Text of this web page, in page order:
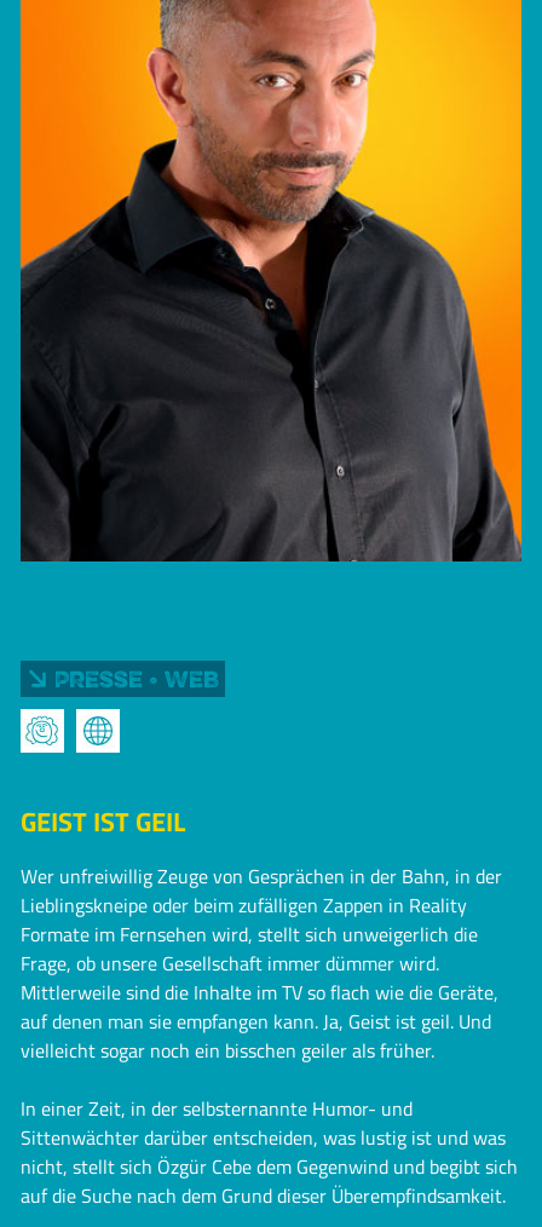
Presse • Web
GEIST IST GEIL
Wer unfreiwillig Zeuge von Gesprächen in der Bahn, in der
Lieblingskneipe oder beim zufälligen Zappen in Reality
Formate im Fernsehen wird, stellt sich unweigerlich die
Frage, ob unsere Gesellschaft immer dümmer wird.
Mittlerweile sind die Inhalte im TV so flach wie die Geräte,
auf denen man sie empfangen kann. Ja, Geist ist geil. Und
vielleicht sogar noch ein bisschen geiler als früher.
In einer Zeit, in der selbsternannte Humor- und
Sittenwächter darüber entscheiden, was lustig ist und was
nicht, stellt sich Özgür Cebe dem Gegenwind und begibt sich
auf die Suche nach dem Grund dieser Überempfindsamkeit.